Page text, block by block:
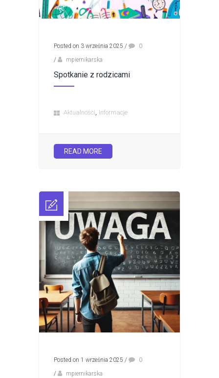
Posted on 3 września 2025 /
0
/
mpiernikarska
Spotkanie z rodzicami
Aktualności, Informacje
READ MORE
Posted on 1 września 2025 /
0
/
mpiernikarska